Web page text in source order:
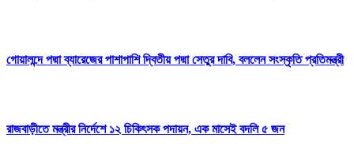
গোয়ালন্দে পদ্মা ব্যারেজের পাশাপাশি দ্বিতীয় পদ্মা সেতুর দাবি, বললেন সংস্কৃতি প্রতিমন্ত্রী
রাজবাড়ীতে মন্ত্রীর নির্দেশে ১২ চিকিৎসক পদায়ন, এক মাসেই বদলি ৫ জন